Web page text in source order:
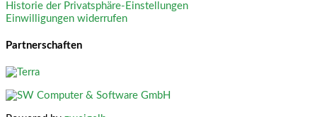
Historie der Privatsphäre-Einstellungen
Einwilligungen widerrufen
Partnerschaften